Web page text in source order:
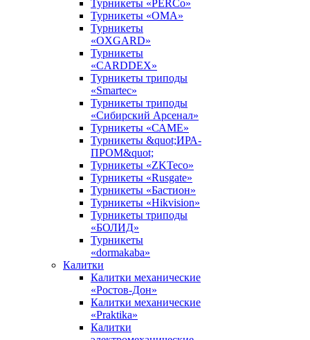
Турникеты «PERCo»
Турникеты «ОМА»
Турникеты
«OXGARD»
Турникеты
«CARDDEX»
Турникеты триподы
«Smartec»
Турникеты триподы
«Сибирский Арсенал»
Турникеты «САМЕ»
Турникеты &quot;ИРА-
ПРОМ&quot;
Турникеты «ZKTeco»
Турникеты «Rusgate»
Турникеты «Бастион»
Турникеты «Hikvision»
Турникеты триподы
«БОЛИД»
Турникеты
«dormakaba»
Калитки
Калитки механические
«Ростов-Дон»
Калитки механические
«Praktika»
Калитки